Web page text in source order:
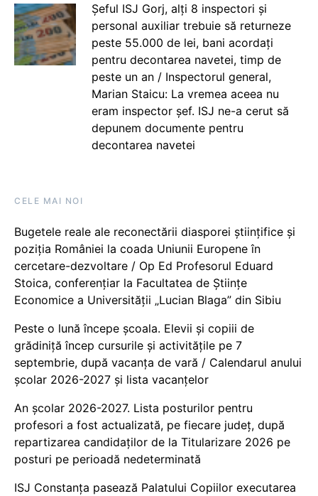
Șeful ISJ Gorj, alți 8 inspectori și
personal auxiliar trebuie să returneze
peste 55.000 de lei, bani acordați
pentru decontarea navetei, timp de
peste un an / Inspectorul general,
Marian Staicu: La vremea aceea nu
eram inspector șef. ISJ ne-a cerut să
depunem documente pentru
decontarea navetei
CELE MAI NOI
Bugetele reale ale reconectării diasporei științifice și
poziția României la coada Uniunii Europene în
cercetare-dezvoltare / Op Ed Profesorul Eduard
Stoica, conferențiar la Facultatea de Științe
Economice a Universității „Lucian Blaga” din Sibiu
Peste o lună începe școala. Elevii și copiii de
grădiniță încep cursurile și activitățile pe 7
septembrie, după vacanța de vară / Calendarul anului
școlar 2026-2027 și lista vacanțelor
An școlar 2026-2027. Lista posturilor pentru
profesori a fost actualizată, pe fiecare județ, după
repartizarea candidaților de la Titularizare 2026 pe
posturi pe perioadă nedeterminată
ISJ Constanța pasează Palatului Copiilor executarea